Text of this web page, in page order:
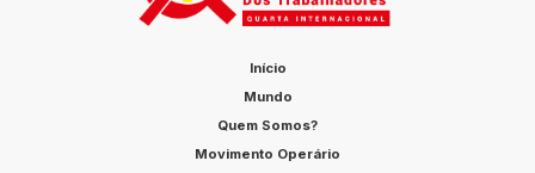
Início
Mundo
Quem Somos?
Movimento Operário